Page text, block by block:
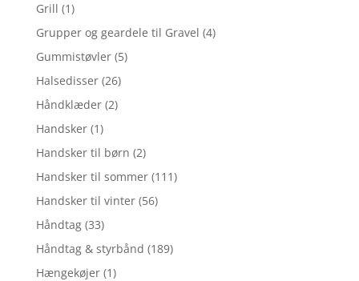
Grill (1)
Grupper og geardele til Gravel (4)
Gummistøvler (5)
Halsedisser (26)
Håndklæder (2)
Handsker (1)
Handsker til børn (2)
Handsker til sommer (111)
Handsker til vinter (56)
Håndtag (33)
Håndtag & styrbånd (189)
Hængekøjer (1)